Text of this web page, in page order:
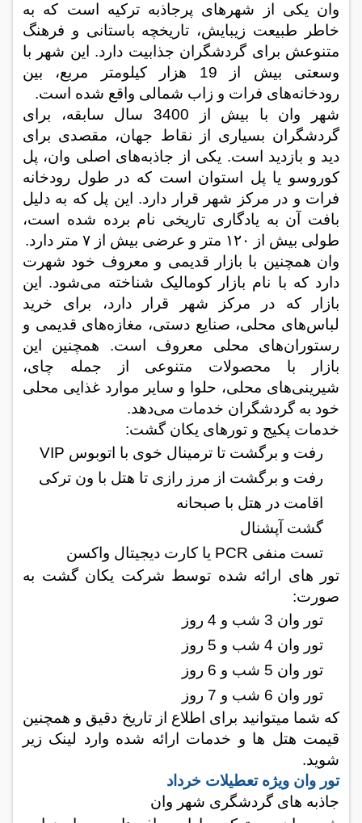
وان یکی از شهرهای پرجاذبه ترکیه است که به
خاطر طبیعت زیبایش، تاریخچه باستانی و فرهنگ
متنوعش برای گردشگران جذابیت دارد. این شهر با
وسعتی بیش از 19 هزار کیلومتر مربع، بین
رودخانه‌های فرات و زاب شمالی واقع شده است.
شهر وان با بیش از 3400
سال سابقه، برای
گردشگران بسیاری از نقاط جهان، مقصدی برای
دید و بازدید است. یکی از جاذبه‌های اصلی وان، پل
کوروسو یا پل استوان است که در طول رودخانه
فرات و در مرکز شهر قرار دارد. این پل که به دلیل
بافت آن به یادگاری تاریخی نام برده شده است،
طولی بیش از
۱۲۰ متر و عرضی بیش از ۷ متر دارد.
وان همچنین با بازار قدیمی و معروف خود شهرت
دارد که با نام بازار کومالیک شناخته می‌شود. این
بازار که در مرکز شهر قرار دارد، برای خرید
لباس‌های محلی، صنایع دستی، مغازه‌های قدیمی و
رستوران‌های محلی معروف است. همچنین این
بازار با محصولات متنوعی از جمله چای،
شیرینی‌های محلی، حلوا و سایر موارد غذایی محلی
خود به گردشگران خدمات می‌دهد.
خدمات پکیج و تورهای یکان گشت:
رفت و برگشت تا ترمینال خوی با اتوبوس VIP
رفت و برگشت از مرز رازی تا هتل با ون ترکی
اقامت در هتل با صبحانه
گشت آپشنال
تست منفی PCR یا کارت دیجیتال واکسن
تور های ارائه شده توسط شرکت یکان گشت به
صورت:
تور وان 3 شب و 4 روز
تور وان 4 شب و 5 روز
تور وان 5 شب و 6 روز
تور وان 6 شب و 7 روز
که شما میتوانید برای اطلاع از تاریخ دقیق و همچنین
قیمت هتل ها و خدمات ارائه شده وارد لینک زیر
شوید.
تور وان ویژه تعطیلات خرداد
جاذبه های گردشگری شهر وان